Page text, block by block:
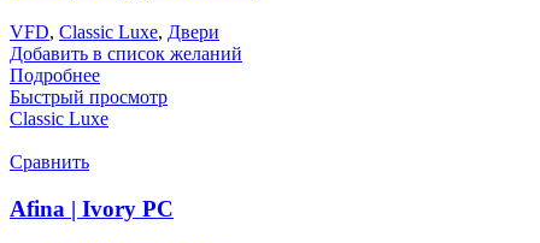
VFD, Classic Luxe, Двери
Добавить в список желаний
Подробнее
Быстрый просмотр
Classic Luxe
Сравнить
Afina | Ivory PC